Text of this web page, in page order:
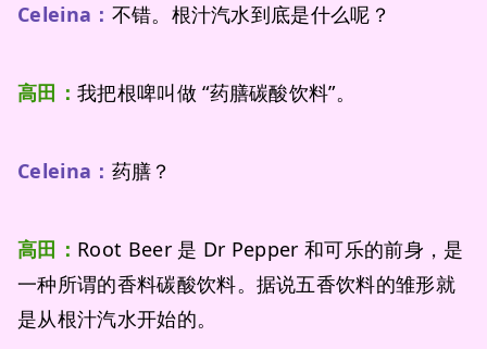
Celeina： 不错。根汁汽水到底是什么呢？
高田： 我把根啤叫做 “药膳碳酸饮料”。
Celeina： 药膳？
高田： Root Beer 是 Dr Pepper 和可乐的前身，是
一种所谓的香料碳酸饮料。据说五香饮料的雏形就
是从根汁汽水开始的。